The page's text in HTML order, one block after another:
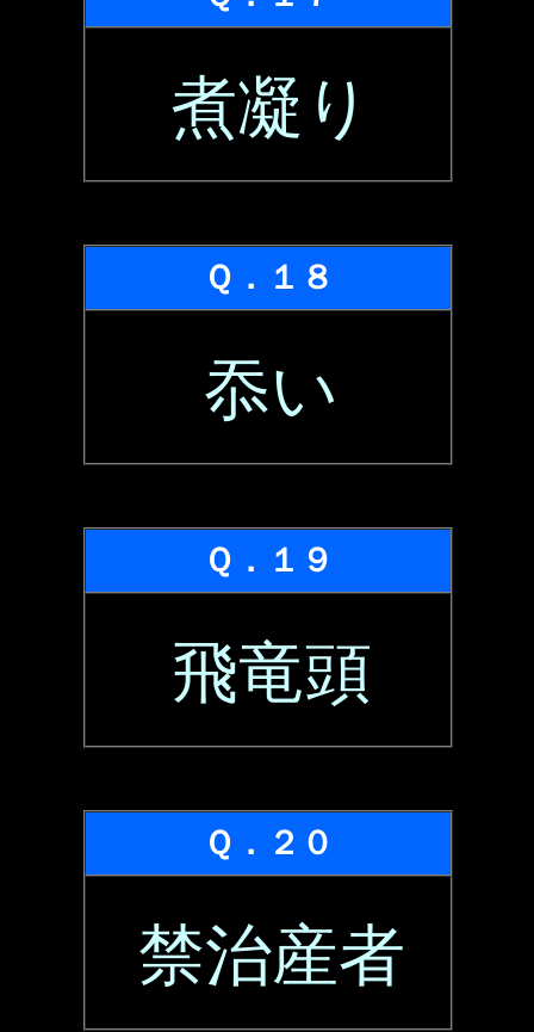
煮凝り
Ｑ．１８
忝い
Ｑ．１９
飛竜頭
Ｑ．２０
禁治産者